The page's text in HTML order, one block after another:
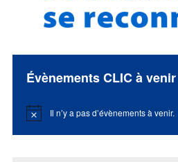
Évènements CLIC à venir
Notice Il n’y a pas d’évènements à venir.